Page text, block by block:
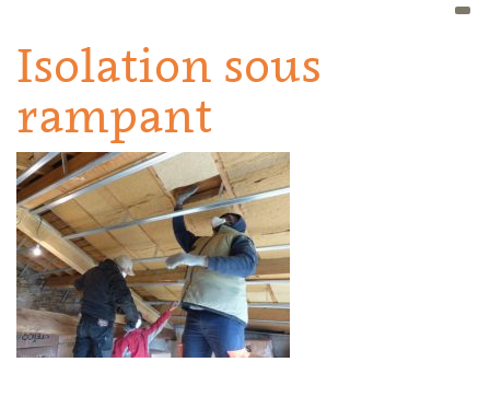
Isolation sous
rampant